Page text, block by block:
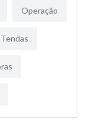
Operação
Tendas